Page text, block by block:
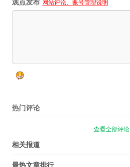
观点发布 网站评论、账号管理说明
热门评论
查看全部评论
相关报道
最热文章排行